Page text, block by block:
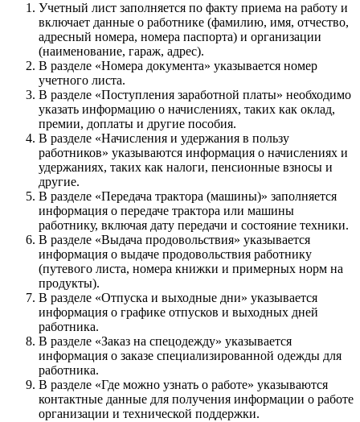
Учетный лист заполняется по факту приема на работу и
включает данные о работнике (фамилию, имя, отчество,
адресный номера, номера паспорта) и организации
(наименование, гараж, адрес).
В разделе «Номера документа» указывается номер
учетного листа.
В разделе «Поступления заработной платы» необходимо
указать информацию о начислениях, таких как оклад,
премии, доплаты и другие пособия.
В разделе «Начисления и удержания в пользу
работников» указываются информация о начислениях и
удержаниях, таких как налоги, пенсионные взносы и
другие.
В разделе «Передача трактора (машины)» заполняется
информация о передаче трактора или машины
работнику, включая дату передачи и состояние техники.
В разделе «Выдача продовольствия» указывается
информация о выдаче продовольствия работнику
(путевого листа, номера книжки и примерных норм на
продукты).
В разделе «Отпуска и выходные дни» указывается
информация о графике отпусков и выходных дней
работника.
В разделе «Заказ на спецодежду» указывается
информация о заказе специализированной одежды для
работника.
В разделе «Где можно узнать о работе» указываются
контактные данные для получения информации о работе
организации и технической поддержки.